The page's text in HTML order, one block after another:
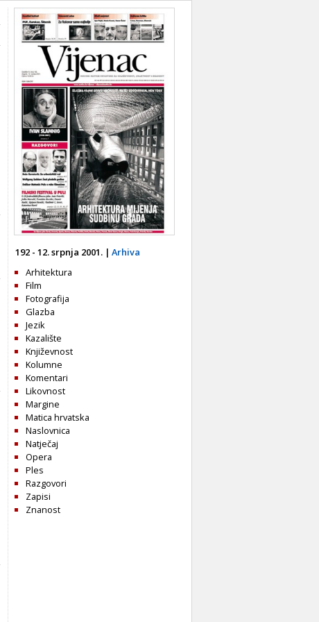
192 - 12. srpnja 2001. | Arhiva
Arhitektura
Film
Fotografija
Glazba
Jezik
Kazalište
Književnost
Kolumne
Komentari
Likovnost
Margine
Matica hrvatska
Naslovnica
Natječaj
Opera
Ples
Razgovori
Zapisi
Znanost